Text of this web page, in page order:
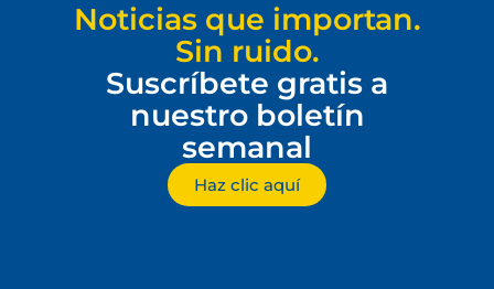
Noticias que importan.
Sin ruido.
Suscríbete gratis a
nuestro boletín
semanal
Haz clic aquí